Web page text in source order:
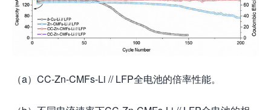
（a）CC-Zn-CMFs-Li // LFP全电池的倍率性能。